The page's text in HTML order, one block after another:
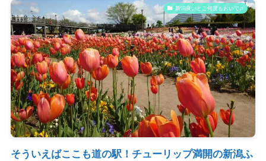
新潟良いとこ何度もおいで♫
そういえばここも道の駅！チューリップ満開の新潟ふ